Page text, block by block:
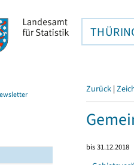
Zurück |
bis 31.12.2018